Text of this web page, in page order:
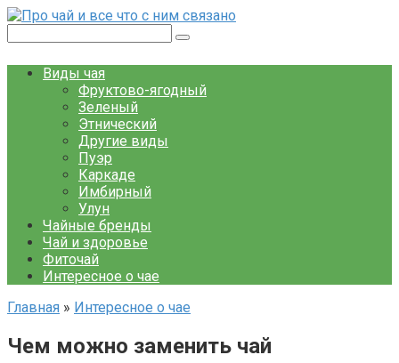
Перейти
контенту
Виды чая
Фруктово-ягодный
Зеленый
Этнический
Другие виды
Пуэр
Каркаде
Имбирный
Улун
Чайные бренды
Чай и здоровье
Фиточай
Интересное о чае
Главная » Интересное о чае
Чем можно заменить чай